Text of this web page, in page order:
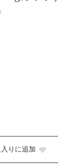
りに追加